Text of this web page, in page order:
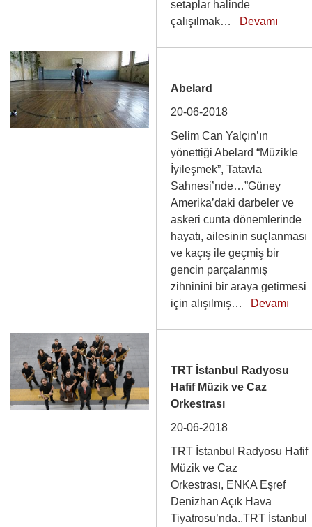
setaplar halinde
çalışılmak… Devamı
Abelard
20-06-2018
Selim Can Yalçın’ın
yönettiği Abelard “Müzikle
İyileşmek”, Tatavla
Sahnesi’nde…”Güney
Amerika’daki darbeler ve
askeri cunta dönemlerinde
hayatı, ailesinin suçlanması
ve kaçış ile geçmiş bir
gencin parçalanmış
zihninini bir araya getirmesi
için alışılmış… Devamı
TRT İstanbul Radyosu
Hafif Müzik ve Caz
Orkestrası
20-06-2018
TRT İstanbul Radyosu Hafif
Müzik ve Caz
Orkestrası, ENKA Eşref
Denizhan Açık Hava
Tiyatrosu’nda..TRT İstanbul